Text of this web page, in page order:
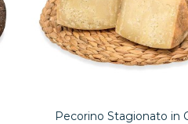
Pecorino Stagionato in